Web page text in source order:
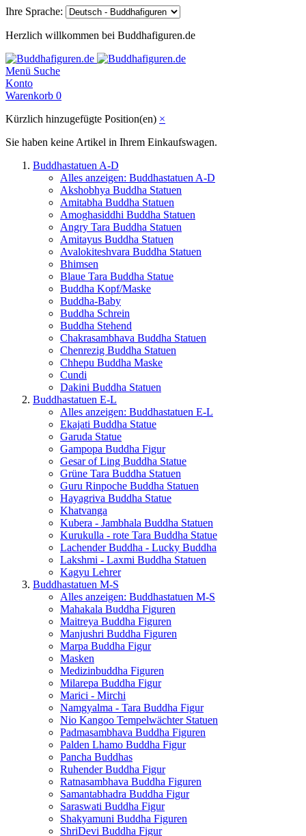
Ihre Sprache:
Herzlich willkommen bei Buddhafiguren.de
Menü Suche
Konto
Warenkorb 0
Kürzlich hinzugefügte Position(en) ×
Sie haben keine Artikel in Ihrem Einkaufswagen.
Buddhastatuen A-D
Alles anzeigen: Buddhastatuen A-D
Akshobhya Buddha Statuen
Amitabha Buddha Statuen
Amoghasiddhi Buddha Statuen
Angry Tara Buddha Statuen
Amitayus Buddha Statuen
Avalokiteshvara Buddha Statuen
Bhimsen
Blaue Tara Buddha Statue
Buddha Kopf/Maske
Buddha-Baby
Buddha Schrein
Buddha Stehend
Chakrasambhava Buddha Statuen
Chenrezig Buddha Statuen
Chhepu Buddha Maske
Cundi
Dakini Buddha Statuen
Buddhastatuen E-L
Alles anzeigen: Buddhastatuen E-L
Ekajati Buddha Statue
Garuda Statue
Gampopa Buddha Figur
Gesar of Ling Buddha Statue
Grüne Tara Buddha Statuen
Guru Rinpoche Buddha Statuen
Hayagriva Buddha Statue
Khatvanga
Kubera - Jambhala Buddha Statuen
Kurukulla - rote Tara Buddha Statue
Lachender Buddha - Lucky Buddha
Lakshmi - Laxmi Buddha Statuen
Kagyu Lehrer
Buddhastatuen M-S
Alles anzeigen: Buddhastatuen M-S
Mahakala Buddha Figuren
Maitreya Buddha Figuren
Manjushri Buddha Figuren
Marpa Buddha Figur
Masken
Medizinbuddha Figuren
Milarepa Buddha Figur
Marici - Mirchi
Namgyalma - Tara Buddha Figur
Nio Kangoo Tempelwächter Statuen
Padmasambhava Buddha Figuren
Palden Lhamo Buddha Figur
Pancha Buddhas
Ruhender Buddha Figur
Ratnasambhava Buddha Figuren
Samantabhadra Buddha Figur
Saraswati Buddha Figur
Shakyamuni Buddha Figuren
ShriDevi Buddha Figur